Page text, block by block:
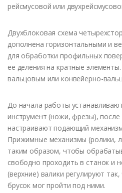
рейсмусовой или
Двухблоковая схема
дополнена горизонтальными и
для обработки профильных
ее деления на кратные
вальцовым или конвейерно-
До начала работы
инструмент (ножи, фрезы), после
настраивают подающий
Прижимные механизмы (ролики,
таким образом, чтобы
свободно проходить в станок и
(верхние) валики регулируют
брусок мог пройти под ними.